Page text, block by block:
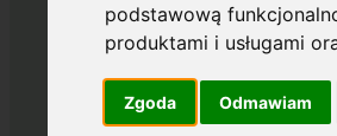
podstawową
produktami i usługami
Zgoda Odmawiam